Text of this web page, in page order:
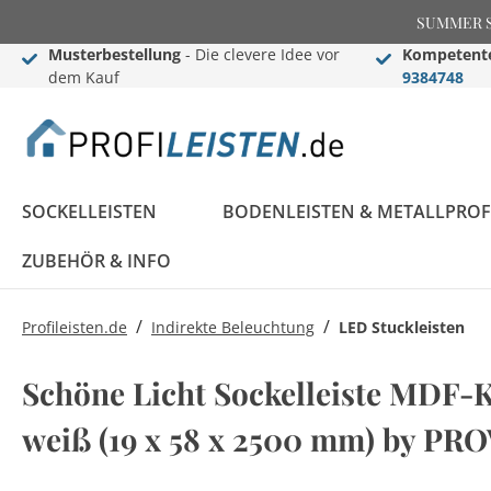
SUMMER
Musterbestellung - Die clevere Idee vor
dem Kauf
9384748
SOCKELLEISTEN BODENLEISTEN &
ZUBEHÖR & INFO
Konfigurator
Weiße Sockelleisten
Ausgleichsprofile
Abschlussprofile
Treppenkantenprofile
Komplettprogramm
Komplettprogramm
Flexible Stuckleisten
LED Sockelleisten
Sockelleisten ABC
Stuckleisten ABC
Profileisten.de / Indirekte Beleuchtung / LED Stuckleisten
Schöne Licht Sockelleiste
weiß (19 x 58 x 2500 mm) by